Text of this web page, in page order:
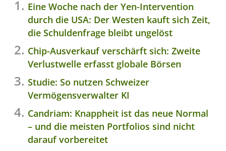
Eine Woche nach der Yen-Intervention
durch die USA: Der Westen kauft sich Zeit,
die Schuldenfrage bleibt ungelöst
Chip-Ausverkauf verschärft sich: Zweite
Verlustwelle erfasst globale Börsen
Studie: So nutzen Schweizer
Vermögensverwalter KI
Candriam: Knappheit ist das neue Normal
– und die meisten Portfolios sind nicht
darauf vorbereitet